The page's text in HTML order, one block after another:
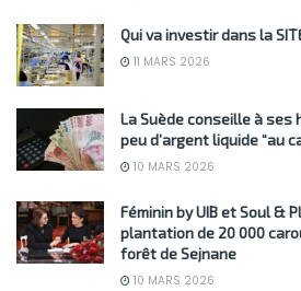
Qui va investir dans la
11 MARS 2026
La Suède conseille à
peu d’argent liquide “au
10 MARS 2026
Féminin by UIB et Soul &
plantation de 20 000
forêt de Sejnane
10 MARS 2026